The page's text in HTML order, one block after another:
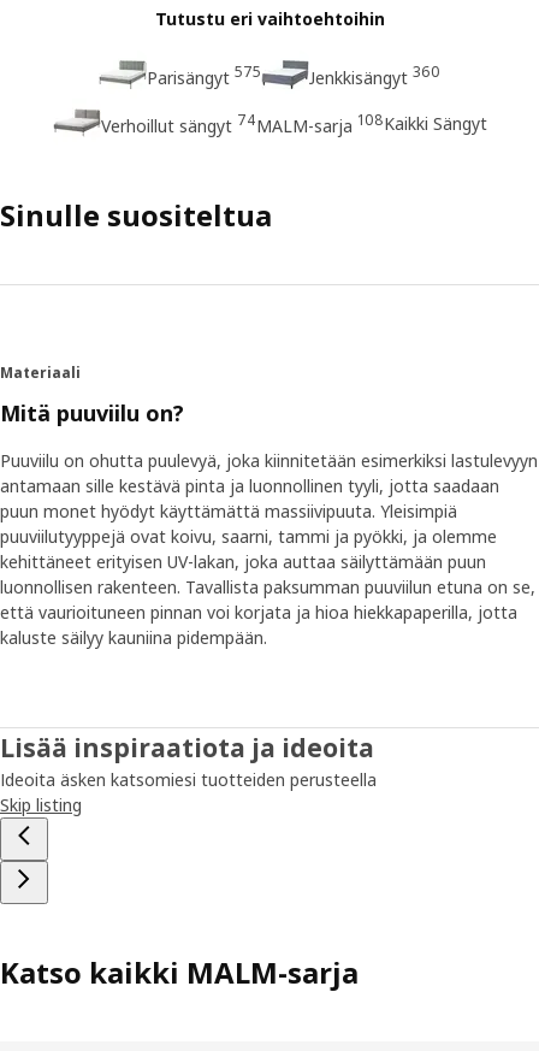
Tutustu eri vaihtoehtoihin
Parisängyt 575 Jenkkisängyt 360
Verhoillut sängyt 74MALM-sarja 108Kaikki Sängyt
Sinulle suositeltua
Materiaali
Mitä puuviilu on?
Puuviilu on ohutta puulevyä, joka kiinnitetään esimerkiksi lastulevyyn
antamaan sille kestävä pinta ja luonnollinen tyyli, jotta saadaan
puun monet hyödyt käyttämättä massiivipuuta. Yleisimpiä
puuviilutyyppejä ovat koivu, saarni, tammi ja pyökki, ja olemme
kehittäneet erityisen UV-lakan, joka auttaa säilyttämään puun
luonnollisen rakenteen. Tavallista paksumman puuviilun etuna on se,
että vaurioituneen pinnan voi korjata ja hioa hiekkapaperilla, jotta
kaluste säilyy kauniina pidempään.
Lisää inspiraatiota ja ideoita
Ideoita äsken katsomiesi tuotteiden perusteella
Skip listing
Katso kaikki MALM-sarja